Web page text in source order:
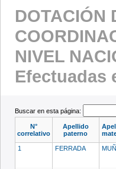
DOTACIÓN
NIVEL
Efectuadas
Buscar en esta página:
N°
correlativo
Apellido
paterno
1
FERRADA